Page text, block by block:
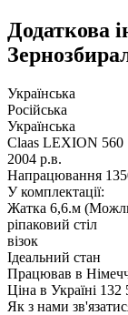
Додаткова
Українська
Російська
Українська
Claas LEXION 560
2004 р.в.
Напрацювання
У комплектації:
Жатка 6,6.м
ріпаковий стіл
візок
Ідеальний стан
Працював в
Ціна в Україні
Як з нами